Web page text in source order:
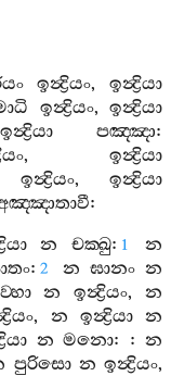
ඉන්‍ද්‍රියං, ඉන්‍ද්‍රියා
ඉන්‍ද්‍රියං,ඉන්‍ද්‍රියා
ඉන්‍ද්‍රියා පඤ‍්ඤා:
, ඉන්‍ද්‍රියා
ඉන්‍ද්‍රියං,ඉන්‍ද්‍රියා
:
න චක‍්ඛු: 1
න
: 2 න ඝානං න
න ඉන්‍ද්‍රියං,න
, න ඉන්‍ද්‍රියා න
න මනො: : න
පුරිසො න ඉන්‍ද්‍රියං,